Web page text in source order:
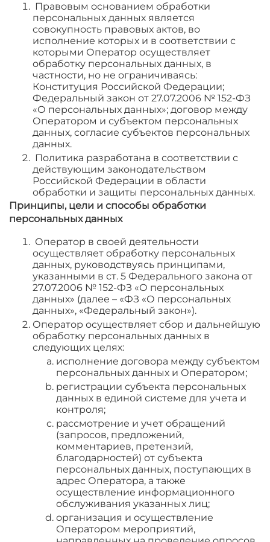
Правовым основанием обработки
персональных данных является
совокупность правовых актов, во
исполнение которых и в соответствии с
которыми Оператор осуществляет
обработку персональных данных, в
частности, но не ограничиваясь:
Конституция Российской Федерации;
Федеральный закон от 27.07.2006 № 152-ФЗ
«О персональных данных»; договор между
Оператором и субъектом персональных
данных, согласие субъектов персональных
данных.
Политика разработана в соответствии с
действующим законодательством
Российской Федерации в области
обработки и защиты персональных данных.
Принципы, цели и способы обработки
персональных данных
Оператор в своей деятельности
осуществляет обработку персональных
данных, руководствуясь принципами,
указанными в ст. 5 Федерального закона от
27.07.2006 № 152-ФЗ «О персональных
данных» (далее – «ФЗ «О персональных
данных», «Федеральный закон»).
Оператор осуществляет сбор и дальнейшую
обработку персональных данных в
следующих целях:
исполнение договора между субъектом
персональных данных и Оператором;
регистрации субъекта персональных
данных в единой системе для учета и
контроля;
рассмотрение и учет обращений
(запросов, предложений,
комментариев, претензий,
благодарностей) от субъекта
персональных данных, поступающих в
адрес Оператора, а также
осуществление информационного
обслуживания указанных лиц;
организация и осуществление
Оператором мероприятий,